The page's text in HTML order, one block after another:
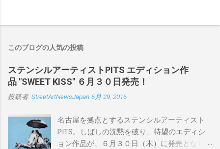
このブログの人気の投稿
ステンシルアーティストPITS エディション作
品 "SWEET KISS" ６月３０日発売！
投稿者: StreetArtNewsJapan 6月 29, 2016
名古屋を拠点とするステンシルアーティスト
PITS。しばしの沈黙を破り、待望のエディシ
ョン作品が、６月３０日（木）に発売となり